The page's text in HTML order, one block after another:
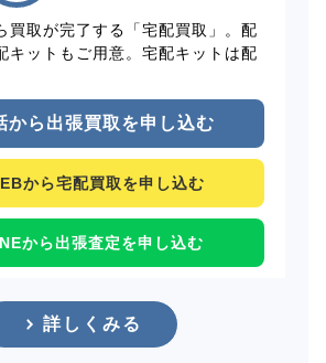
買取が完了する「宅配買取」。配
キットもご用意。宅配キットは配
から出張買取を申し込む
から宅配買取を申し込む
から出張査定を申し込む
詳しくみる